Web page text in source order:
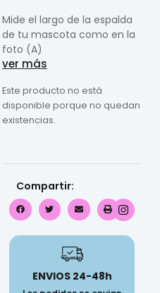
Mide el largo de la espalda
de tu mascota como en la
foto (A)
ver más
Este producto no está
disponible porque no quedan
existencias.
Compartir:
ENVIOS 24-48h